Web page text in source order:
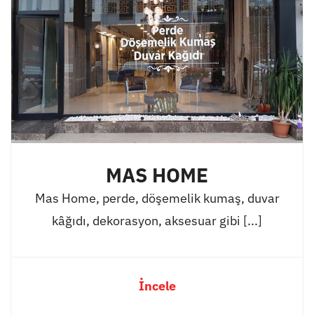
MAS HOME
Mas Home, perde, döşemelik kumaş, duvar
kâğıdı, dekorasyon, aksesuar gibi [...]
İncele